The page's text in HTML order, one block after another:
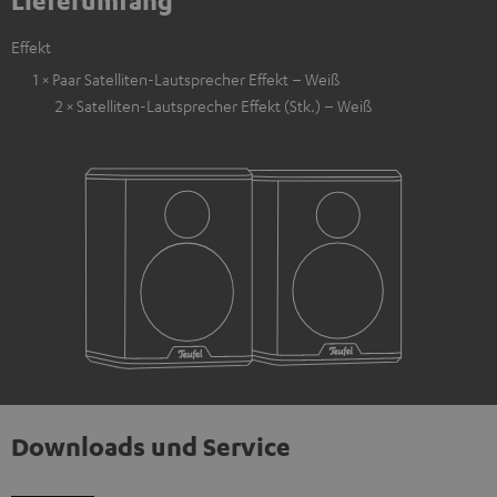
Effekt
1 × Paar Satelliten-Lautsprecher Effekt – Weiß
2 × Satelliten-Lautsprecher Effekt (Stk.) – Weiß
Downloads und Service